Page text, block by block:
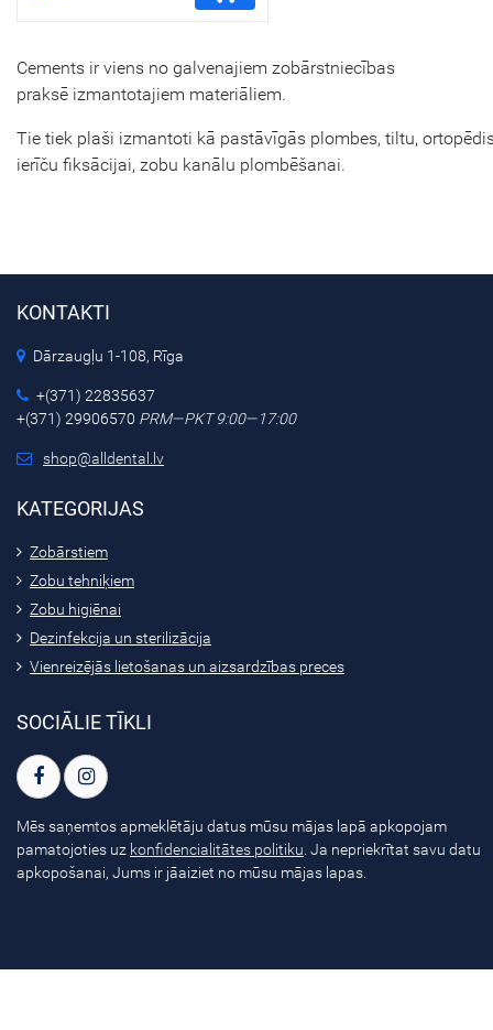
Cements ir viens no galvenajiem zobārstniecības
praksē izmantotajiem materiāliem.
Tie tiek plaši izmantoti kā pastāvīgās plombes, tiltu,
ierīču fiksācijai, zobu kanālu plombēšanai.
KONTAKTI
Dārzaugļu 1-108, Rīga
+(371) 22835637
+(371) 29906570 PRM—PKT 9:00—17:00
shop@alldental.lv
KATEGORIJAS
Zobārstiem
Zobu tehniķiem
Zobu higiēnai
Dezinfekcija un sterilizācija
Vienreizējās lietošanas un aizsardzības preces
SOCIĀLIE TĪKLI
Mēs saņemtos apmeklētāju datus mūsu mājas lapā apkopojam
pamatojoties uz konfidencialitātes politiku . Ja nepriekrītat savu datu
apkopošanai, Jums ir jāaiziet no mūsu mājas lapas.